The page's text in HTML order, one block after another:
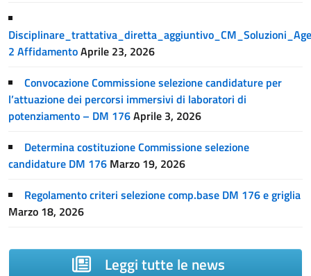
2 AffidamentoAprile 23, 2026
Convocazione Commissione selezione candidature per
l’attuazione dei percorsi immersivi di laboratori di
potenziamento – DM 176Aprile 3, 2026
Determina costituzione Commissione selezione
candidature DM 176 Marzo 19, 2026
Regolamento criteri selezione comp.base DM 176 e griglia
Marzo 18, 2026
Leggi tutte le news